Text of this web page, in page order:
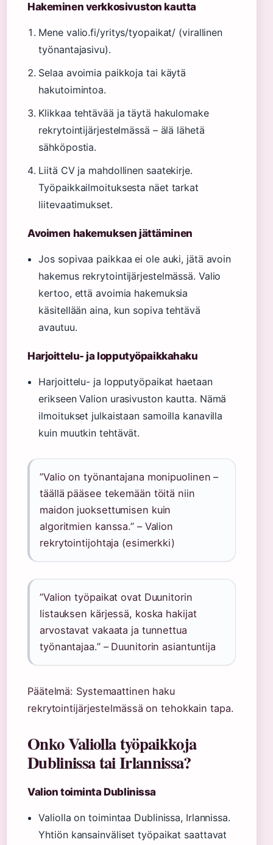
Hakeminen verkkosivuston kautta
Mene valio.fi/yritys/tyopaikat/ (virallinen
työnantajasivu).
Selaa avoimia paikkoja tai käytä
hakutoimintoa.
Klikkaa tehtävää ja täytä hakulomake
rekrytointijärjestelmässä – älä lähetä
sähköpostia.
Liitä CV ja mahdollinen saatekirje.
Työpaikkailmoituksesta näet tarkat
liitevaatimukset.
Avoimen hakemuksen jättäminen
Jos sopivaa paikkaa ei ole auki, jätä avoin
hakemus rekrytointijärjestelmässä. Valio
kertoo, että avoimia hakemuksia
käsitellään aina, kun sopiva tehtävä
avautuu.
Harjoittelu- ja lopputyöpaikkahaku
Harjoittelu- ja lopputyöpaikat haetaan
erikseen Valion urasivuston kautta. Nämä
ilmoitukset julkaistaan samoilla kanavilla
kuin muutkin tehtävät.
”Valio on työnantajana monipuolinen –
täällä pääsee tekemään töitä niin
maidon juoksettumisen kuin
algoritmien kanssa.” – Valion
rekrytointijohtaja (esimerkki)
”Valion työpaikat ovat Duunitorin
listauksen kärjessä, koska hakijat
arvostavat vakaata ja tunnettua
työnantajaa.” – Duunitorin asiantuntija
Päätelmä: Systemaattinen haku
rekrytointijärjestelmässä on tehokkain tapa.
Onko Valiolla työpaikkoja
Dublinissa tai Irlannissa?
Valion toiminta Dublinissa
Valiolla on toimintaa Dublinissa, Irlannissa.
Yhtiön kansainväliset työpaikat saattavat